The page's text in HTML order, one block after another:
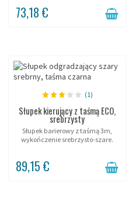
automatyczne hamowanie.
Intensywne użytkowanie...
73,18 €
(1)
Słupek kierujący z taśmą ECO,
srebrzysty
Słupek barierowy z taśmą 3m,
wykończenie srebrzysto-szare.
89,15 €